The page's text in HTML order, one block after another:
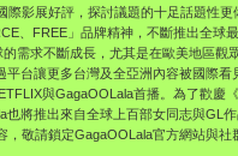
影展好評，探討議題的十足話題性
、FREE」品牌精神，不斷推出全球
需求不斷成長，尤其是在歐美地區觀
台讓更多台灣及全亞洲內容被國際
與GagaOOLala首播。為了歡慶
將推出來自全球上百部女同志與GL
敬請鎖定GagaOOLala官方網站與社